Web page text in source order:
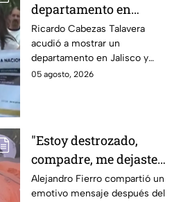
departamento en
Zapopan y no volvió a
casa: Buscan a Ricardo
Cabezas Talavera en
Jalisco
Ricardo Cabezas Talavera
acudió a mostrar un
departamento en Jalisco y
después desapareció;
05 agosto, 2026
"Estoy destrozado,
compadre, me dejaste":
Así reaccionó
Alejandro Fierro al
Alejandro Fierro compartió un
emotivo mensaje después del